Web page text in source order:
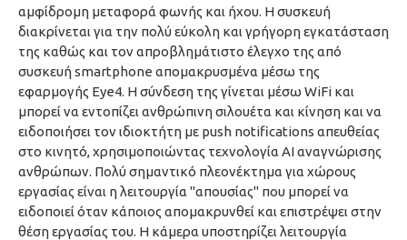
αμφίδρομη μεταφορά φωνής και ήχου. Η συσκευή
διακρίνεται για την πολύ εύκολη και γρήγορη εγκατάσταση
της καθώς και τον απροβλημάτιστο έλεγχο της από
συσκευή smartphone απομακρυσμένα μέσω της
εφαρμογής Eye4. Η σύνδεση της γίνεται μέσω WiFi και
μπορεί να εντοπίζει ανθρώπινη σιλουέτα και κίνηση και να
ειδοποιήσει τον ιδιοκτήτη με push notifications απευθείας
στο κινητό, χρησιμοποιώντας τεχνολογία ΑΙ αναγνώρισης
ανθρώπων. Πολύ σημαντικό πλεονέκτημα για χώρους
εργασίας είναι η λειτουργία "απουσίας" που μπορεί να
ειδοποιεί όταν κάποιος απομακρυνθεί και επιστρέψει στην
θέση εργασίας του. Η κάμερα υποστηρίζει λειτουργία